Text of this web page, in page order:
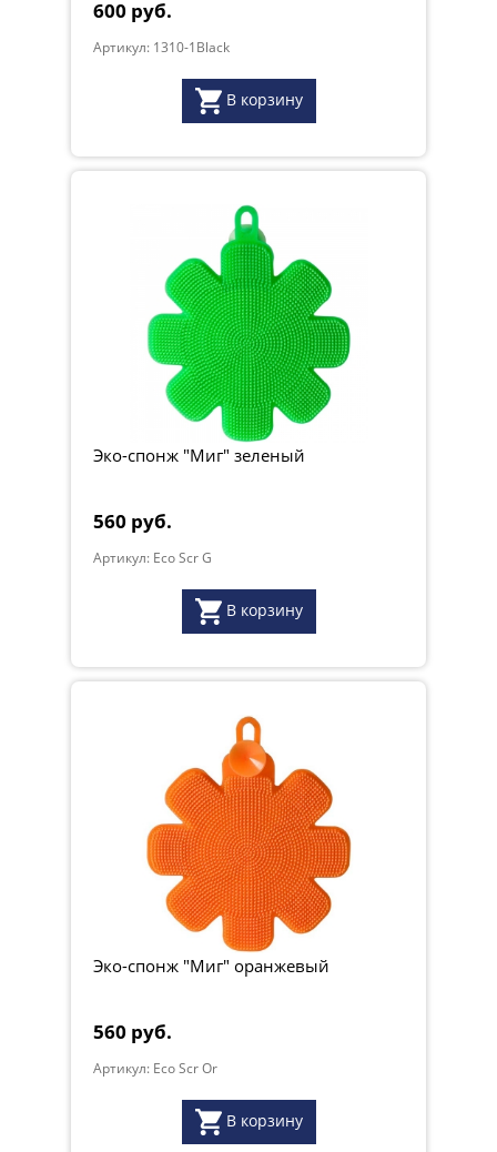
600 руб.
Артикул: 1310-1Black
В корзину
Эко-спонж "Миг" зеленый
560 руб.
Артикул: Eco Scr G
В корзину
Эко-спонж "Миг" оранжевый
560 руб.
Артикул: Eco Scr Or
В корзину